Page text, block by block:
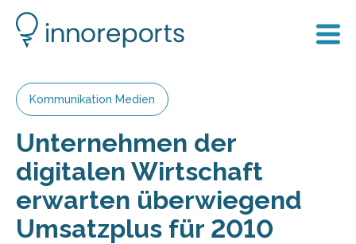
Kommunikation Medien
Unternehmen der
digitalen Wirtschaft
erwarten überwiegend
Umsatzplus für 2010